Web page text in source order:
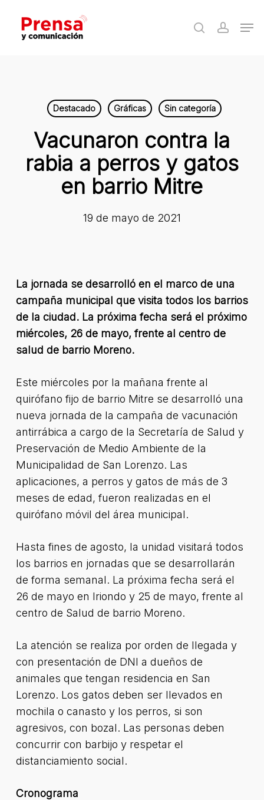
main
search
Destacado Gráficas Sin categoría
Vacunaron contra la
rabia a perros y gatos
en barrio Mitre
19 de mayo de 2021
La jornada se desarrolló en el marco de una
campaña municipal que visita todos los barrios
de la ciudad. La próxima fecha será el próximo
miércoles, 26 de mayo, frente al centro de
salud de barrio Moreno.
Este miércoles por la mañana frente al
quirófano fijo de barrio Mitre se desarrolló una
nueva jornada de la campaña de vacunación
antirrábica a cargo de la Secretaría de Salud y
Preservación de Medio Ambiente de la
Municipalidad de San Lorenzo. Las
aplicaciones, a perros y gatos de más de 3
meses de edad, fueron realizadas en el
quirófano móvil del área municipal.
Hasta fines de agosto, la unidad visitará todos
los barrios en jornadas que se desarrollarán
de forma semanal. La próxima fecha será el
26 de mayo en Iriondo y 25 de mayo, frente al
centro de Salud de barrio Moreno.
La atención se realiza por orden de llegada y
con presentación de DNI a dueños de
animales que tengan residencia en San
Lorenzo. Los gatos deben ser llevados en
mochila o canasto y los perros, si son
agresivos, con bozal. Las personas deben
concurrir con barbijo y respetar el
distanciamiento social.
Cronograma